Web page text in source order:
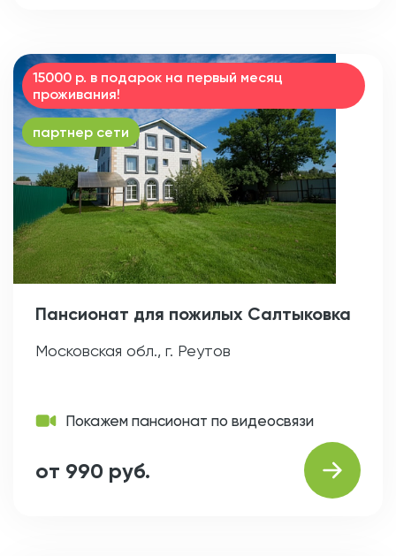
15000 р. в подарок на первый месяц
проживания!
партнер сети
Пансионат для пожилых Салтыковка
Московская обл., г. Реутов
Покажем пансионат по видеосвязи
от 990 руб.